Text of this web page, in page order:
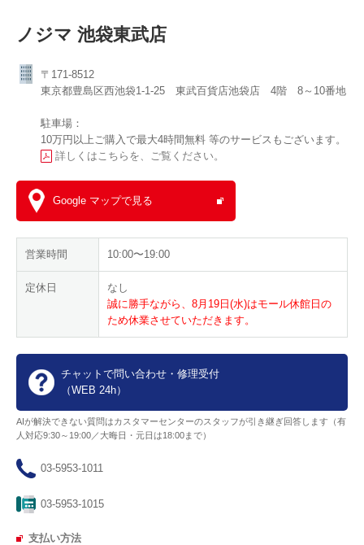
ノジマ 池袋東武店
〒171-8512
東京都豊島区西池袋1-1-25 東武百貨店池袋店 4階 8～10番地
駐車場：
10万円以上ご購入で最大4時間無料 等のサービスもございます。
詳しくはこちらを、ご覧ください。
Google マップで見る
営業時間 10:00〜19:00
定休日
なし
誠に勝手ながら、8月19日(水)はモール休館日の
ため休業させていただきます。
チャットで問い合わせ・修理受付
（WEB 24h）
AIが解決できない質問はカスタマーセンターのスタッフが引き継ぎ回答します（有
人対応9:30～19:00／大晦日・元日は18:00まで）
03-5953-1011
03-5953-1015
支払い方法